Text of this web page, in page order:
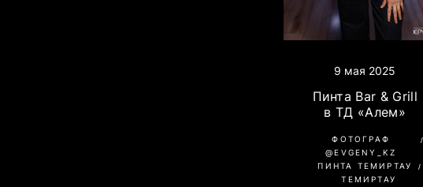
9 мая 2025
Пинта Bar & Grill
в ТД «Алем»
ФОТОГРАФ
@EVGENY_KZ
ПИНТА ТЕМИРТАУ
ТЕМИРТАУ